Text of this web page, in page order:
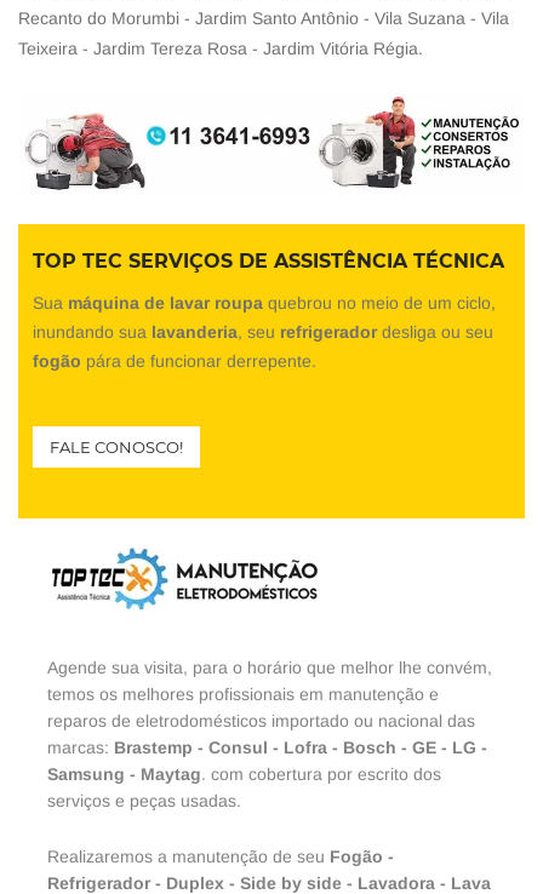
Recanto do Morumbi - Jardim Santo Antônio - Vila Suzana - Vila
Teixeira - Jardim Tereza Rosa - Jardim Vitória Régia.
TOP TEC SERVIÇOS DE ASSISTÊNCIA TÉCNICA
Sua máquina de lavar roupa quebrou no meio de um ciclo,
inundando sua lavanderia, seu refrigeradordesliga ou seu
fogão pára de funcionar derrepente.
FALE CONOSCO!
Agende sua visita, para o horário que melhor lhe convém,
temos os melhores profissionais em manutenção e
reparos de eletrodomésticos importado ou nacional das
marcas: Brastemp - Consul - Lofra - Bosch - GE - LG -
Samsung - Maytag. com cobertura por escrito dos
serviços e peças usadas.
Realizaremos a manutenção de seu Fogão -
Refrigerador- Duplex - Side by side - Lavadora - Lava